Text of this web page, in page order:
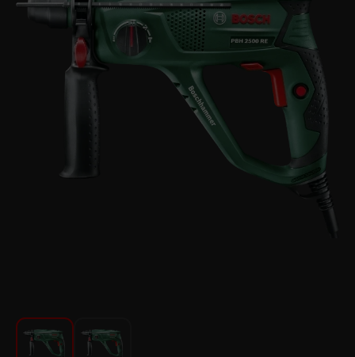
Для кухни
Красота и Уход
Аудиотехника для автомобилей
Посуда